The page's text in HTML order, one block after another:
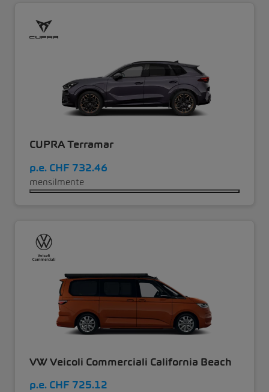
CUPRA Terramar
p.e. CHF 732.46
mensilmente
VW Veicoli Commerciali California Beach
p.e. CHF 725.12